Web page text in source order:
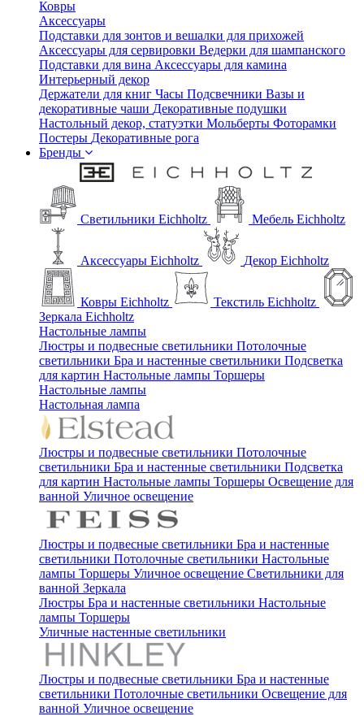
Ковры
Аксессуары
Подставки для зонтов и вешалки для прихожей
Аксессуары для сервировки Ведерки для шампанского
Подставки для вина Аксессуары для камина
Интерьерный декор
Держатели для книг Часы Подсвечники Вазы и
декоративные чаши Декоративные подушки
Настольный декор, статуэтки Мольберты Фоторамки
Постеры Декоративные рога
Бренды
Светильники Eichholtz Мебель Eichholtz
Аксессуары Eichholtz Декор Eichholtz
Ковры Eichholtz
Текстиль Eichholtz
Зеркала Eichholtz
Настольные лампы
Люстры и подвесные светильники Потолочные
светильники Бра и настенные светильники Подсветка
для картин Настольные лампы Торшеры
Настольные лампы
Настольная лампа
Люстры и подвесные светильники Потолочные
светильники Бра и настенные светильники Подсветка
для картин Настольные лампы Торшеры Освещение для
ванной Уличное освещение
Люстры и подвесные светильники Бра и настенные
светильники Потолочные светильники Настольные
лампы Торшеры Уличное освещение Светильники для
ванной Зеркала
Люстры Бра и настенные светильники Настольные
лампы Торшеры
Уличные настенные светильники
Люстры и подвесные светильники Бра и настенные
светильники Потолочные светильники Освещение для
ванной Уличное освещение